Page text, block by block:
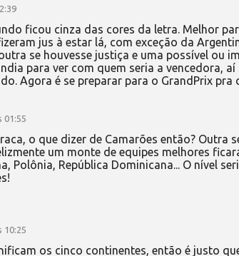
ficou cinza das cores da letra. Melhor
jus à estar lá, com exceção da
se houvesse justiça e uma possível ou
para ver com quem seria a vencedora,
Agora é se preparar para o GrandPrix pra
01:55
o que dizer de Camarões então? Outra
um monte de equipes melhores
Polônia, República Dominicana... O nível
10:25
os cinco continentes, então é justo